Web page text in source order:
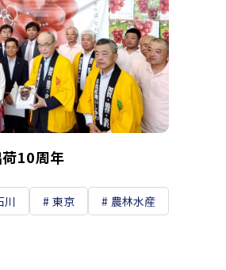
10周年
川 東京 農林水産